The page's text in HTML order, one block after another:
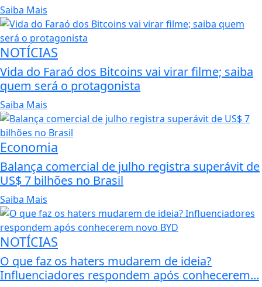
Saiba Mais
NOTÍCIAS
Vida do Faraó dos Bitcoins vai virar filme; saiba
quem será o protagonista
Saiba Mais
Economia
Balança comercial de julho registra superávit de
US$ 7 bilhões no Brasil
Saiba Mais
NOTÍCIAS
O que faz os haters mudarem de ideia?
Influenciadores respondem após conhecerem...